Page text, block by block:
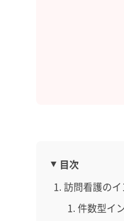
目次
訪問看護の
件数型イ